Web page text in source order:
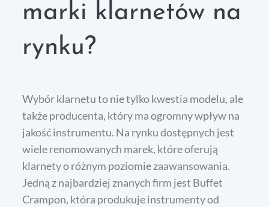
marki klarnetów na
rynku?
Wybór klarnetu to nie tylko kwestia modelu, ale
także producenta, który ma ogromny wpływ na
jakość instrumentu. Na rynku dostępnych jest
wiele renomowanych marek, które oferują
klarnety o różnym poziomie zaawansowania.
Jedną z najbardziej znanych firm jest Buffet
Crampon, która produkuje instrumenty od